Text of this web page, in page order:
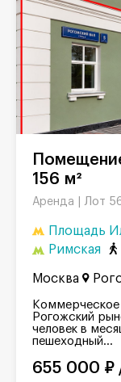
156 м²
Аренда | Лот
Площадь
Римская
Москва
Рогожский
человек в
пешеходный...
655 000 ₽